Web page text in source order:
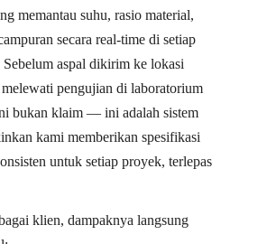
memantau suhu, rasio material,
secara real-time di setiap
aspal dikirim ke lokasi
pengujian di laboratorium
bukan klaim — ini adalah sistem
kami memberikan spesifikasi
untuk setiap proyek, terlepas
klien, dampaknya langsung